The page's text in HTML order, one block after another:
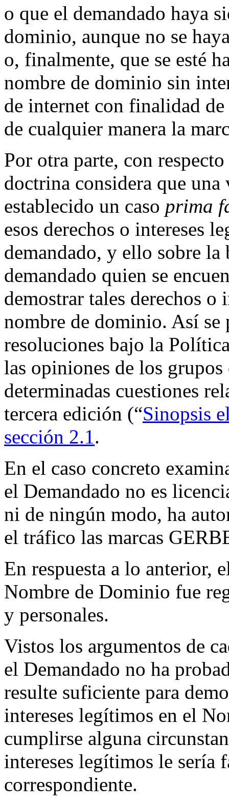
o que el demandado haya
dominio, aunque no se
o, finalmente, que se esté
nombre de dominio sin
de internet con finalidad
de cualquier manera la
Por otra parte, con
doctrina considera que una
establecido un caso prima
esos derechos o intereses
demandado, y ello sobre la
demandado quien se
demostrar tales derechos o
nombre de dominio. Así se
resoluciones bajo la
las opiniones de los
determinadas cuestiones
tercera edición (“Sinopsis
sección 2.1.
En el caso concreto
el Demandado no es
ni de ningún modo, ha
el tráfico las marcas
En respuesta a lo anterior,
Nombre de Dominio fue
y personales.
Vistos los argumentos de
el Demandado no ha
resulte suficiente para
intereses legítimos en el
cumplirse alguna
intereses legítimos le sería
correspondiente.